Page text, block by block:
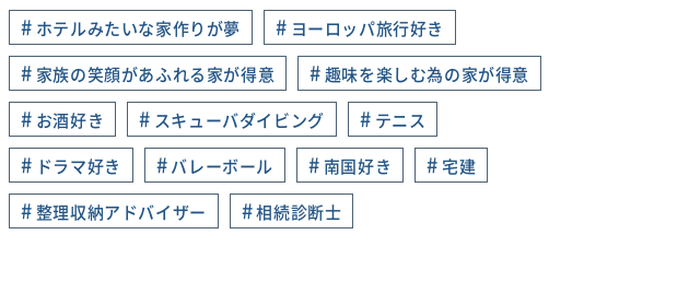
# ホテルみたいな家作りが夢 # ヨーロッパ旅行好き
# 家族の笑顔があふれる家が得意 #趣味を楽しむ為の家が得意
# お酒好き # スキューバダイビング # テニス
# ドラマ好き #バレーボール # 南国好き # 宅建
#整理収納アドバイザー #相続診断士